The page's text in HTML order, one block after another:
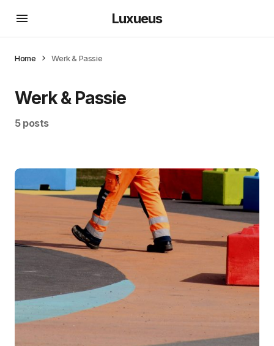
Luxueus
Home Werk & Passie
Werk & Passie
5 posts